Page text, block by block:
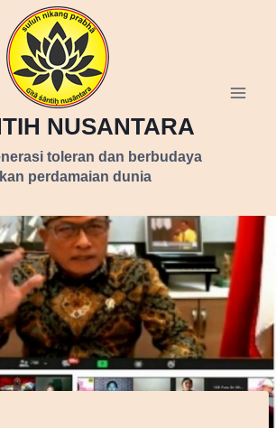
NUSANTARA
toleran dan berbudaya
perdamaian dunia